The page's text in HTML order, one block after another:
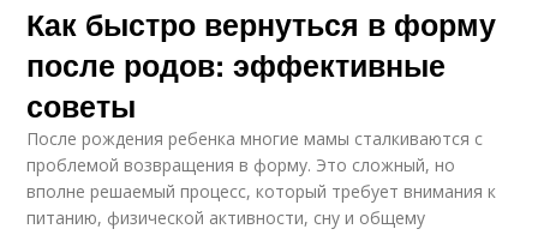
Как быстро вернуться в форму
после родов: эффективные
советы
После рождения ребенка многие мамы сталкиваются с
проблемой возвращения в форму. Это сложный, но
вполне решаемый процесс, который требует внимания к
питанию, физической активности, сну и общему